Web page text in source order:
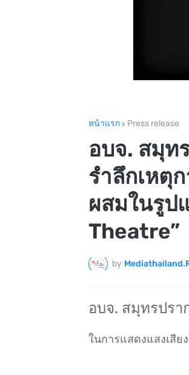
หน้าแรก Press release
อบจ. สมุท
รำลึกเหตุ
ผสมในรูป
Theatre”
by
อบจ. สมุทรปรา
ในการแสดงแสงเสีย